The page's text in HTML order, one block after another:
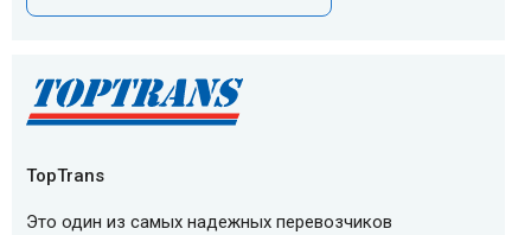
TopTrans
Это один из самых надежных перевозчиков